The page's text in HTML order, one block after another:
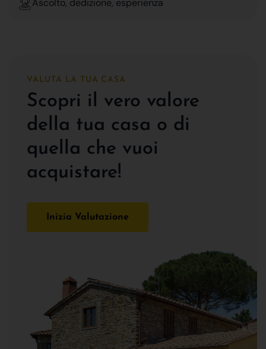
VALUTA LA TUA CASA
Scopri il vero valore
della tua casa o di
quella che vuoi
acquistare!
Inizia Valutazione